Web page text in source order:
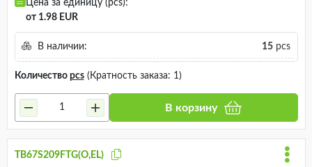
Цена за единицу (pcs):
от 1.98 EUR
В наличии: 15pcs
Количество pcs(Кратность заказа: 1)
В корзину
TB67S209FTG(O,EL)